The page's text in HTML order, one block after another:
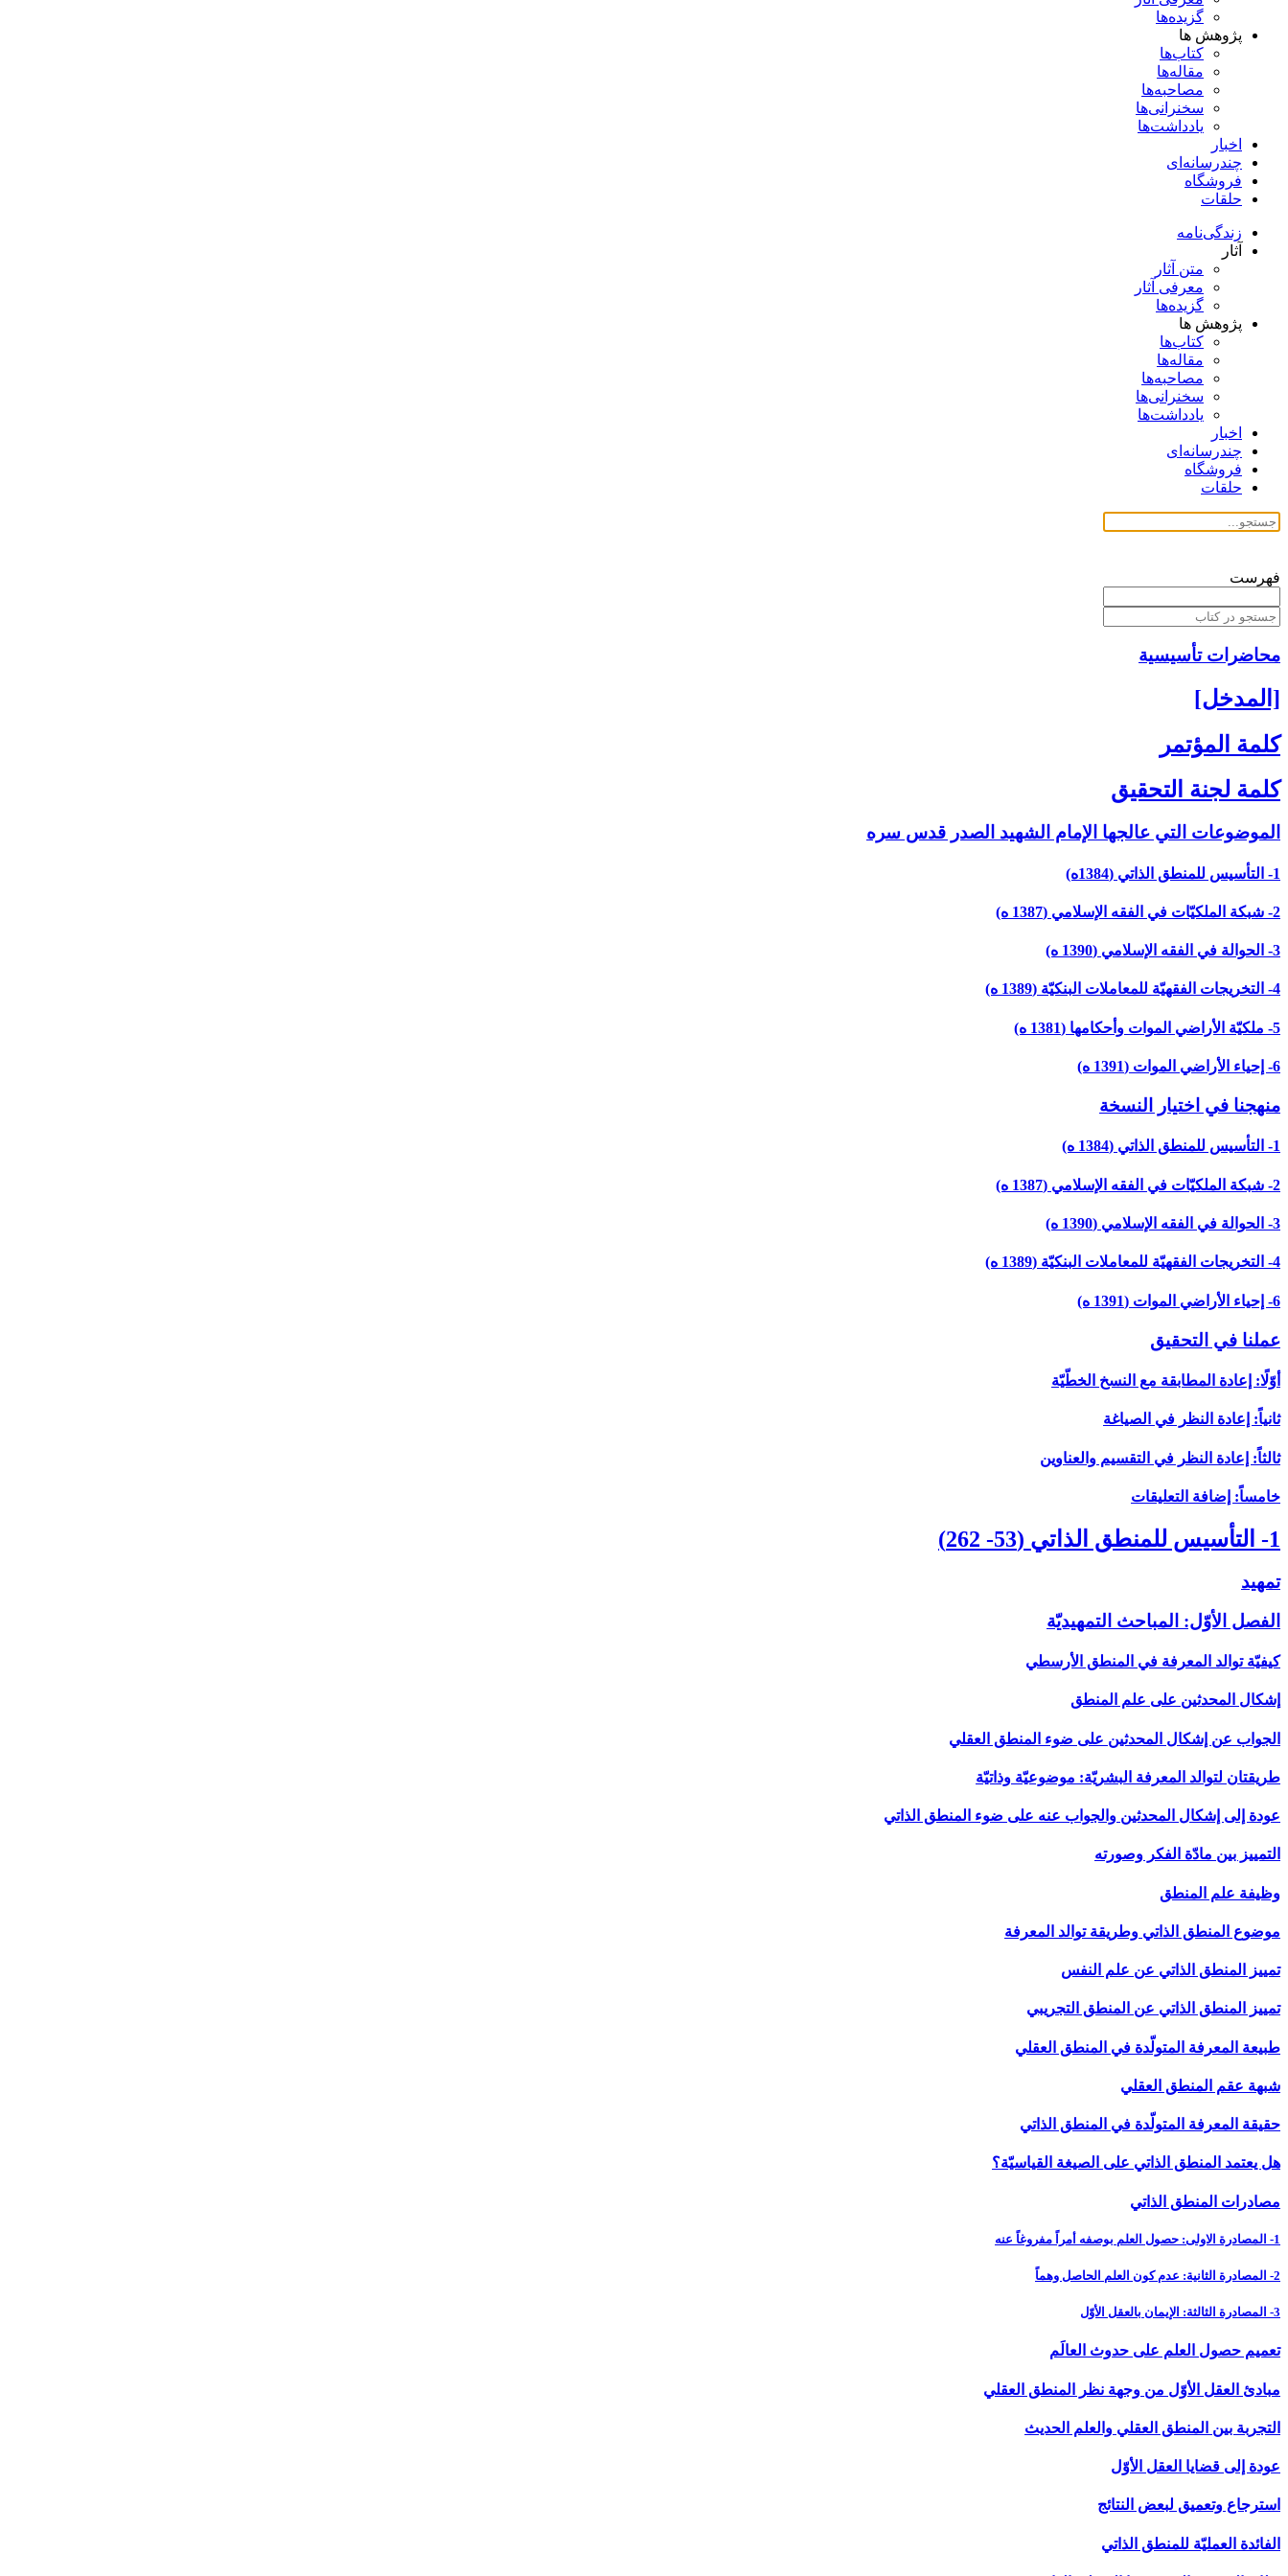
گزیده‌ها
پژوهش ها
کتاب‌ها
مقاله‌ها
مصاحبه‌ها
سخنرانی‌ها
یادداشت‌ها
اخبار
چندرسانه‌ای
فروشگاه
حلقات
زندگی‌نامه
آثار
متن آثار
معرفی آثار
گزیده‌ها
پژوهش ها
کتاب‌ها
مقاله‌ها
مصاحبه‌ها
سخنرانی‌ها
یادداشت‌ها
اخبار
چندرسانه‌ای
فروشگاه
حلقات
فهرست
محاضرات تأسیسیة
[المدخل‏]
كلمة المؤتمر
كلمة لجنة التحقيق
الموضوعات التي عالجها الإمام الشهيد الصدر قدس سره‏
1- التأسيس للمنطق الذاتي (1384ه)
2- شبكة الملكيّات في الفقه الإسلامي (1387 ه)
3- الحوالة في الفقه الإسلامي (1390 ه)
4- التخريجات الفقهيّة للمعاملات البنكيّة (1389 ه)
5- ملكيّة الأراضي الموات وأحكامها (1381 ه)
6- إحياء الأراضي الموات (1391 ه)
منهجنا في اختيار النسخة
1- التأسيس للمنطق الذاتي (1384 ه)
2- شبكة الملكيّات في الفقه الإسلامي (1387 ه)
3- الحوالة في الفقه الإسلامي (1390 ه)
4- التخريجات الفقهيّة للمعاملات البنكيّة (1389 ه)
6- إحياء الأراضي الموات (1391 ه)
عملنا في التحقيق
أوّلًا: إعادة المطابقة مع النسخ الخطّيّة
ثانياً: إعادة النظر في الصياغة
ثالثاً: إعادة النظر في التقسيم والعناوين
خامساً: إضافة التعليقات
1- التأسيس للمنطق الذاتي (53- 262)
تمهيد
الفصل الأوّل: المباحث التمهيديّة
كيفيّة توالد المعرفة في المنطق الأرسطي
إشكال المحدثين على علم المنطق
الجواب عن إشكال المحدثين على ضوء المنطق العقلي
طريقتان لتوالد المعرفة البشريّة: موضوعيّة وذاتيّة
عودة إلى إشكال المحدثين والجواب عنه على ضوء المنطق الذاتي
التمييز بين مادّة الفكر وصورته
وظيفة علم المنطق
موضوع المنطق الذاتي وطريقة توالد المعرفة
تمييز المنطق الذاتي عن علم النفس
تمييز المنطق الذاتي عن المنطق التجريبي
طبيعة المعرفة المتولّدة في المنطق العقلي
شبهة عقم المنطق العقلي
حقيقة المعرفة المتولّدة في المنطق الذاتي
هل يعتمد المنطق الذاتي على الصيغة القياسيّة؟
مصادرات المنطق الذاتي
1- المصادرة الاولى: حصول العلم بوصفه أمراً مفروغاً عنه
2- المصادرة الثانية: عدم كون العلم الحاصل وهماً
3- المصادرة الثالثة: الإيمان بالعقل الأوّل
تعميم حصول العلم على حدوث العالَم
مبادئ العقل الأوّل من وجهة نظر المنطق العقلي
التجربة بين المنطق العقلي والعلم الحديث
عودة إلى قضايا العقل الأوّل
استرجاع وتعميق لبعض النتائج
الفائدة العمليّة للمنطق الذاتي